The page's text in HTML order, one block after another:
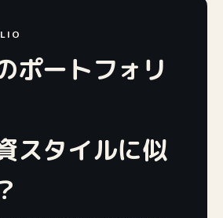
ポートフォリ
スタイルに似